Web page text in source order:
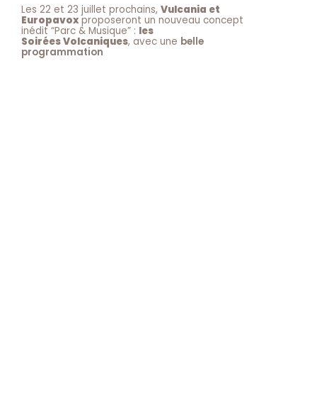
Les 22 et 23 juillet prochains, Vulcania et
Europavoxproposeront un nouveau concept
inédit “Parc & Musique” : les
Soirées Volcaniques, avec une belle
programmation